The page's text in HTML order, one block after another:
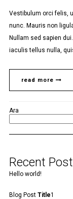
Vestibulum orci felis,
nunc. Mauris non
Nullam sed sapien
iaculis tellus nulla,
read more
Ara
Recent
Hello world!
Blog Post Title1